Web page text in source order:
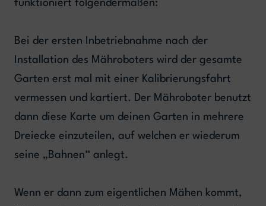
funktioniert folgendermaßen:
Bei der ersten Inbetriebnahme nach der
Installation des Mähroboters wird der gesamte
Garten erst mal mit einer Kalibrierungsfahrt
vermessen und kartiert. Der Mähroboter benutzt
dann diese Karte um deinen Garten in mehrere
Dreiecke einzuteilen, auf welchen er wiederum
seine „Bahnen“ anlegt.
Wenn er dann zum eigentlichen Mähen kommt,